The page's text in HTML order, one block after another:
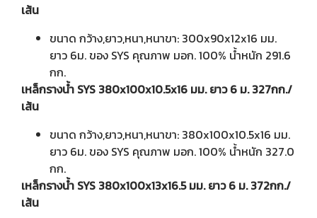
เส้น
ขนาด กว้าง,ยาว,หนา,หนาขา: 300x90x12x16 มม.
ยาว 6ม. ของ SYS คุณภาพ มอก. 100% น้ำหนัก 291.6
กก.
เหล็กรางน้ำ SYS 380x100x10.5x16 มม. ยาว 6 ม. 327กก./
เส้น
ขนาด กว้าง,ยาว,หนา,หนาขา: 380x100x10.5x16 มม.
ยาว 6ม. ของ SYS คุณภาพ มอก. 100% น้ำหนัก 327.0
กก.
เหล็กรางน้ำ SYS 380x100x13x16.5 มม. ยาว 6 ม. 372กก./
เส้น